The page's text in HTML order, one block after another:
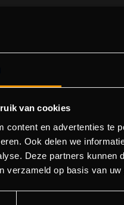
van cookies
content en advertenties te
Ook delen we
Deze partners kunnen
verzameld op basis van